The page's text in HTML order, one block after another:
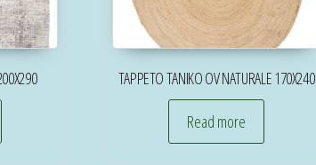
TAPPETO TANIKO OV NATURALE 170X240
Read more